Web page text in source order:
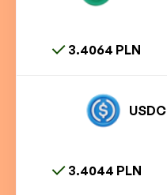
3.4064 PLN
USDC
3.4044 PLN